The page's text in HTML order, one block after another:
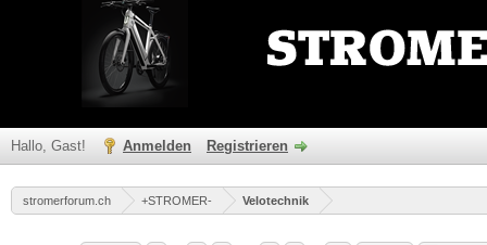
Hallo, Gast! Anmelden Registrieren
stromerforum.ch +STROMER- Velotechnik